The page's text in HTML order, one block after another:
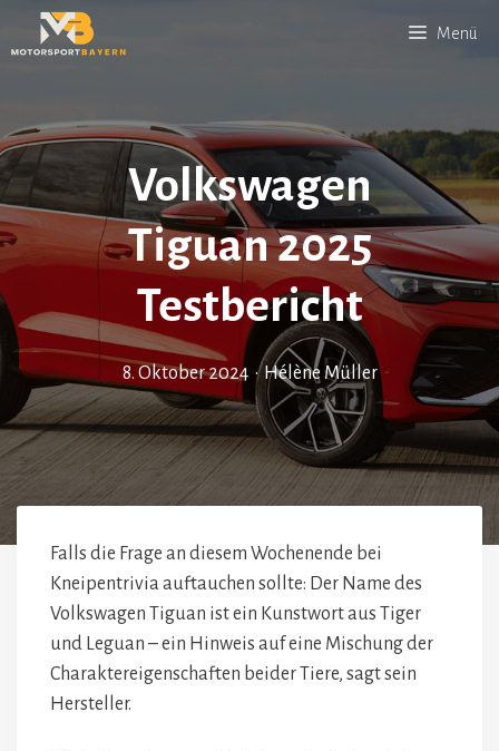
Inhalt
Menü
Volkswagen
Tiguan 2025
Testbericht
8. Oktober 2024 • Hélène Müller
Falls die Frage an diesem Wochenende bei
Kneipentrivia auftauchen sollte: Der Name des
Volkswagen Tiguan ist ein Kunstwort aus Tiger
und Leguan – ein Hinweis auf eine Mischung der
Charaktereigenschaften beider Tiere, sagt sein
Hersteller.